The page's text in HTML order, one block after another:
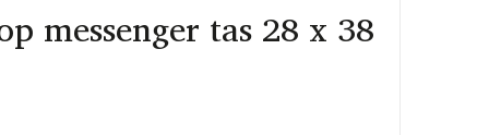
messenger tas 28 x 38